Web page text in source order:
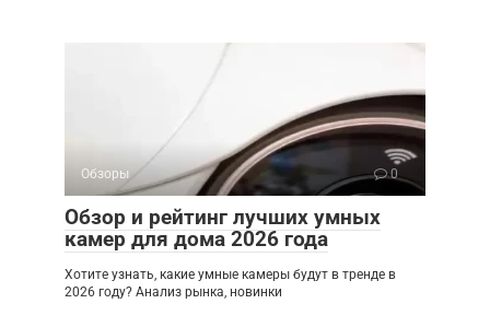
Обзоры 0
Обзор и рейтинг лучших умных
камер для дома 2026 года
Хотите узнать, какие умные камеры будут в тренде в
2026 году? Анализ рынка, новинки